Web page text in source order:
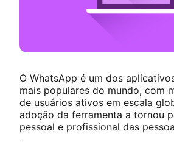
O WhatsApp é um dos
mais populares do mundo, com
de usuários ativos em escala
adoção da ferramenta a tornou
pessoal e profissional das